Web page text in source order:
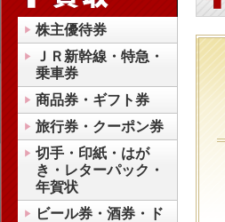
株主優待券
ＪＲ新幹線・特急・
乗車券
商品券・ギフト券
旅行券・クーポン券
切手・印紙・はが
き・レターパック・
年賀状
ビール券・酒券・ド